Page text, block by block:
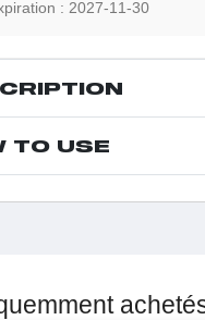
: 2027-11-30
TO USE